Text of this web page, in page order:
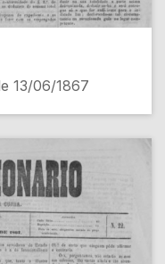
13/06/1867